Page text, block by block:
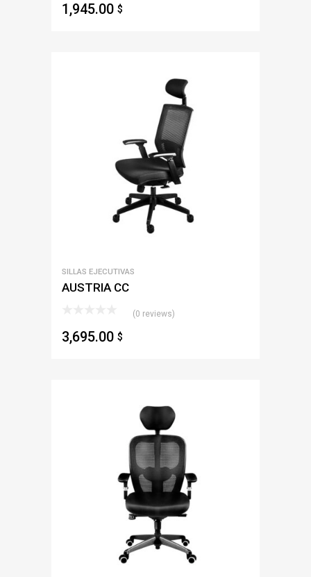
1,945.00 $
SILLAS EJECUTIVAS
AUSTRIA CC
(0 reviews)
3,695.00 $